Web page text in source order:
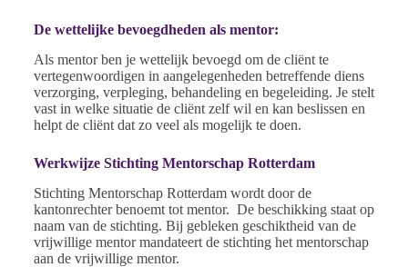
De wettelijke bevoegdheden als mentor:
Als mentor ben je wettelijk bevoegd om de cliënt te
vertegenwoordigen in aangelegenheden betreffende diens
verzorging, verpleging, behandeling en begeleiding. Je stelt
vast in welke situatie de cliënt zelf wil en kan beslissen en
helpt de cliënt dat zo veel als mogelijk te doen.
Werkwijze Stichting Mentorschap Rotterdam
Stichting Mentorschap Rotterdam wordt door de
kantonrechter benoemt tot mentor. De beschikking staat op
naam van de stichting. Bij gebleken geschiktheid van de
vrijwillige mentor mandateert de stichting het mentorschap
aan de vrijwillige mentor.